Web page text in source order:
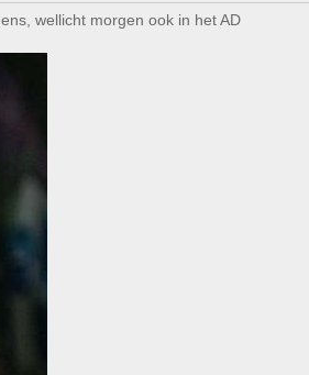
wellicht morgen ook in het AD